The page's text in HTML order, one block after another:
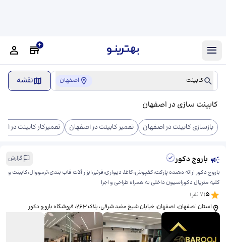
کابینت اصفهان نقشه
کابینت سازی در اصفهان
بازسازی کابینت در اصفهان تعمیر کابینت در اصفهان تعمیرکار کابینت در
باروج دکور
گزارش
باروج دکور ارائه دهنده پارکت،کفپوش،کاغذ دیواری،قرنیز،ابزار آلات قاب بندی،ترمووال،کابینت و
کلیه متریال دکوراسیون داخلی به همراه طراحی و اجرا
5
(
7 نفر)
استان اصفهان، اصفهان، خیابان شیخ مفید شرقی، پلاک 263، ​فروشگاه باروج دکور